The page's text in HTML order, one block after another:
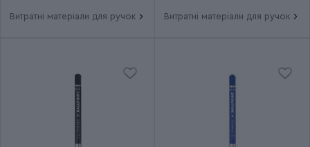
Витратні матеріали для ручок Витратні матеріали для ручок